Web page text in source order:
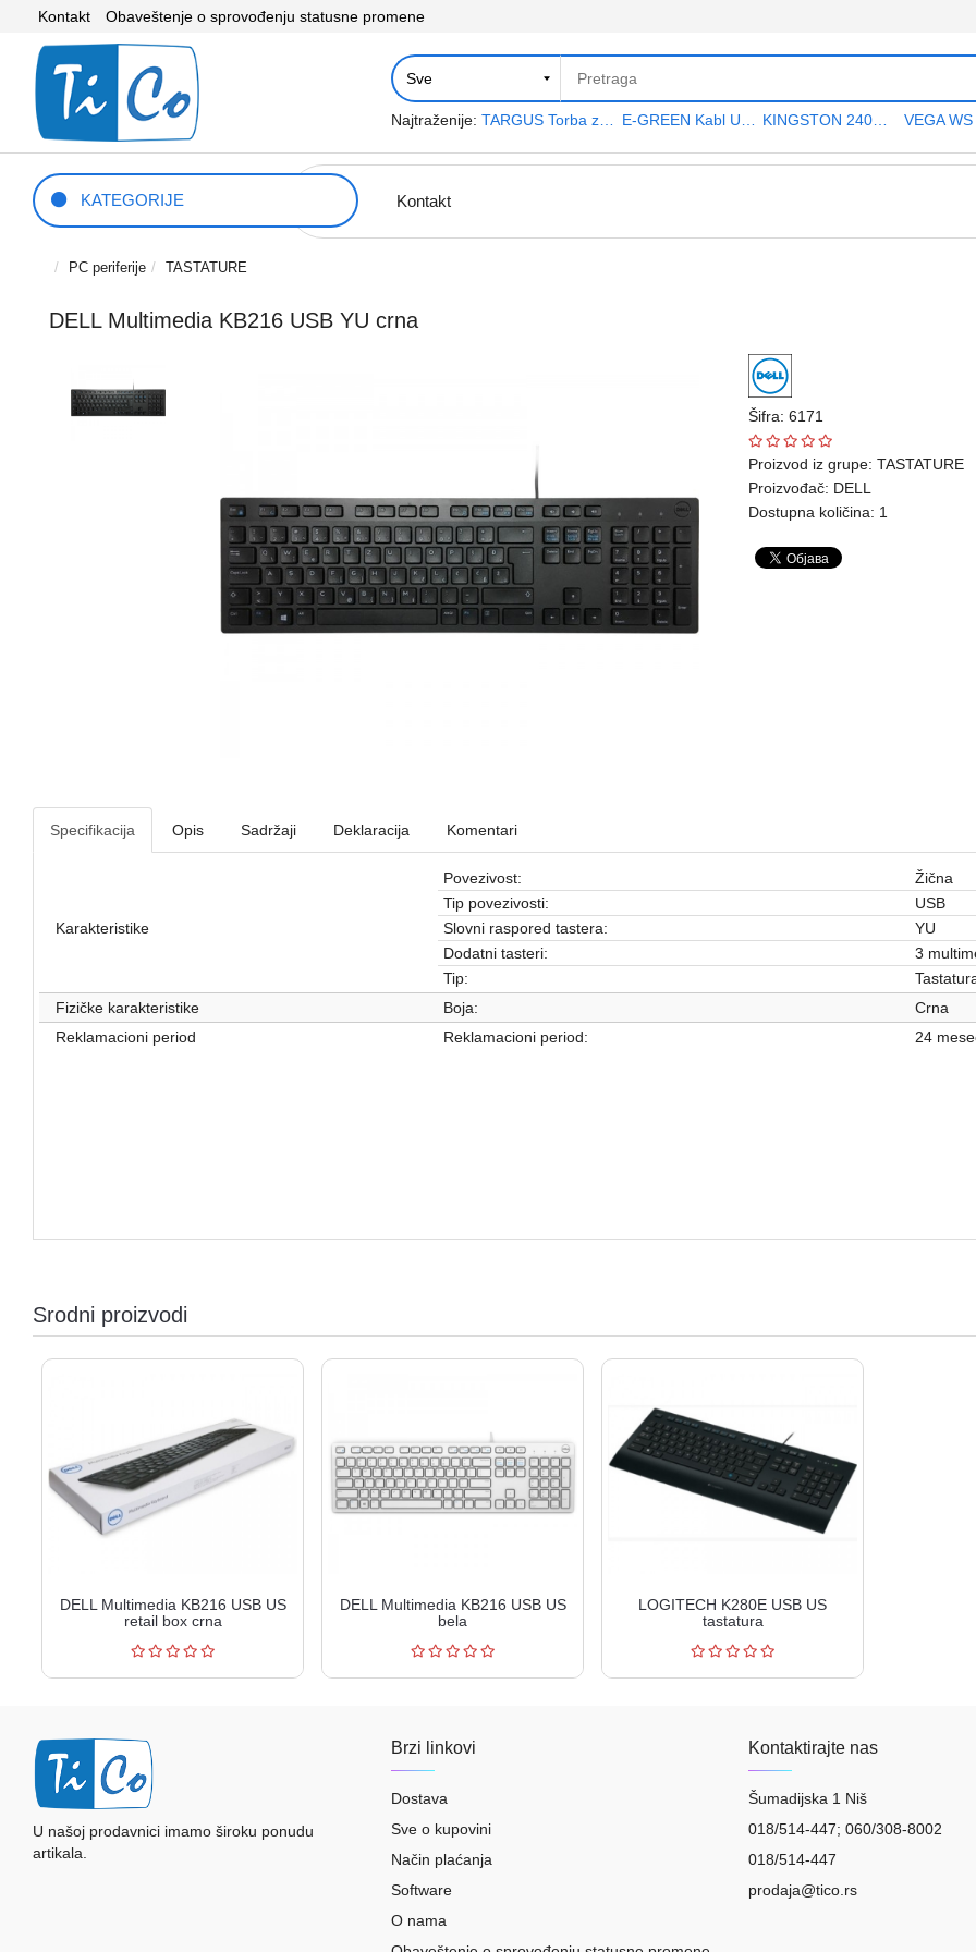
Kontakt Obaveštenje o sprovođenju statusne promene
Najtraženije: TARGUS Torba za notebook 15.6" TAR300
KATEGORIJE Kontakt
PC periferije TASTATURE
DELL Multimedia KB216 USB YU crna
Šifra: 6171
Proizvod iz grupe: TASTATURE
Proizvođač: DELL
Dostupna količina: 1
Specifikacija Opis Sadržaji Deklaracija Komentari
Karakteristike
Povezivost:
Žična
Tip povezivosti:
USB
Slovni raspored tastera:
YU
Dodatni tasteri:
3
Tip:
Fizičke karakteristike
Boja:
Crna
Reklamacioni period
Reklamacioni period: 24
Srodni proizvodi
DELL Multimedia KB216 USB US
retail box crna
DELL Multimedia KB216 USB US
bela
LOGITECH K280E USB US
tastatura
U našoj prodavnici imamo široku ponudu
artikala.
Brzi linkovi
Dostava
Sve o kupovini
Način plaćanja
Software
O nama
Kontaktirajte nas
Šumadijska 1 Niš
018/514-447; 060/308-8002
018/514-447
prodaja@tico.rs